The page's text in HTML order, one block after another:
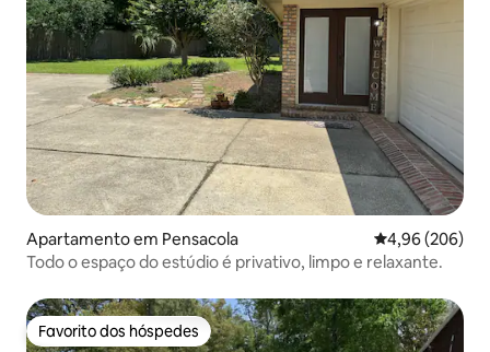
Apartamento em Pensacola Classificação
4,96 (206)
Todo o espaço do estúdio é privativo, limpo e relaxante.
Favorito dos hóspedes
Favorito dos hóspedes